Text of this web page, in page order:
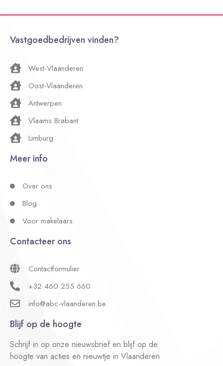
Vastgoedbedrijven vinden?
West-Vlaanderen
Oost-Vlaanderen
Antwerpen
Vlaams Brabant
Limburg
Meer info
Over ons
Blog
Voor makelaars
Contacteer ons
Contactformulier
+32 460 255 660
info@abc-vlaanderen.be
Blijf op de hoogte
Schrijf in op onze nieuwsbrief en blijf op de
hoogte van acties en nieuwtje in Vlaanderen